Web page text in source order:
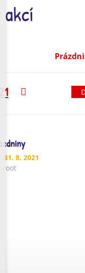
- 31. 8. 2021
Root